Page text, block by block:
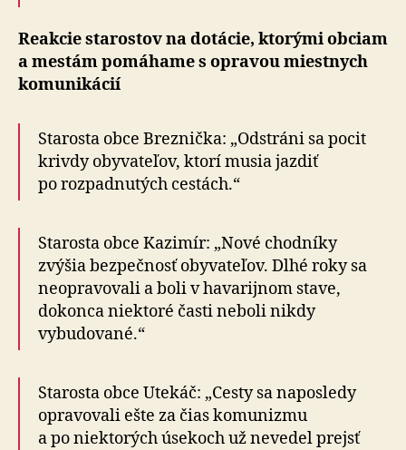
Reakcie starostov na dotácie, ktorými obciam
a mestám pomáhame s opravou miestnych
komunikácií
Starosta obce Breznička: „Odstráni sa pocit
krivdy obyvateľov, ktorí musia jazdiť
po rozpadnutých cestách.“
Starosta obce Kazimír: „Nové chodníky
zvýšia bezpečnosť obyvateľov. Dlhé roky sa
neopravovali a boli v havarijnom stave,
dokonca niektoré časti neboli nikdy
vybudované.“
Starosta obce Utekáč: „Cesty sa naposledy
opravovali ešte za čias komunizmu
a po niektorých úsekoch už nevedel prejsť